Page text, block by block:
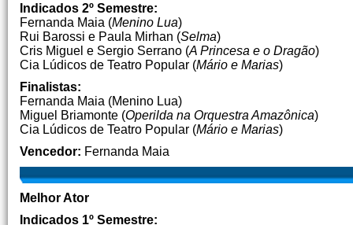
Indicados 2º Semestre:
Fernanda Maia (Menino Lua)
Rui Barossi e Paula Mirhan (Selma)
Cris Miguel e Sergio Serrano (A Princesa e o Dragão)
Cia Lúdicos de Teatro Popular (Mário e Marias)
Finalistas:
Fernanda Maia (Menino Lua)
Miguel Briamonte (Operilda na Orquestra Amazônica)
Cia Lúdicos de Teatro Popular (Mário e Marias)
Vencedor: Fernanda Maia
Melhor Ator
Indicados 1º Semestre: